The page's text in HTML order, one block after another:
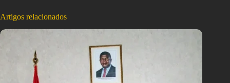
Artigos relacionados